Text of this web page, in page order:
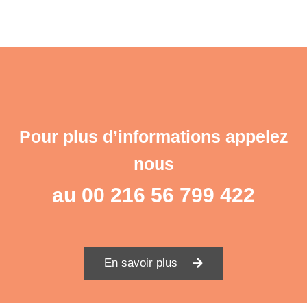
Pour plus d’informations appelez
nous
au 00 216 56 799 422
En savoir plus